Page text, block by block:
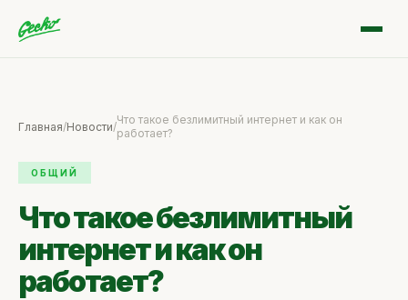
Главная/Новости/Что такое безлимитный интернет и как он
работает?
ОБЩИЙ
Что такое безлимитный
интернет и как он
работает?